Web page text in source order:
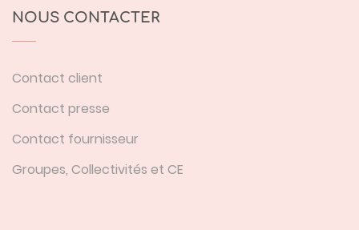
NOUS CONTACTER
Contact client
Contact presse
Contact fournisseur
Groupes, Collectivités et CE